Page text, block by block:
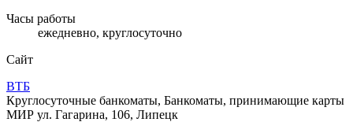
Часы работы
ежедневно, круглосуточно
Сайт
ВТБ
Круглосуточные банкоматы, Банкоматы, принимающие карты
МИР ул. Гагарина, 106, Липецк